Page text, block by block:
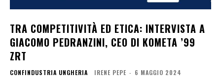
TRA COMPETITIVITÀ ED ETICA: INTERVISTA A
GIACOMO PEDRANZINI, CEO DI KOMETA ’99
ZRT
CONFINDUSTRIA UNGHERIA IRENE PEPE - 6 MAGGIO 2024